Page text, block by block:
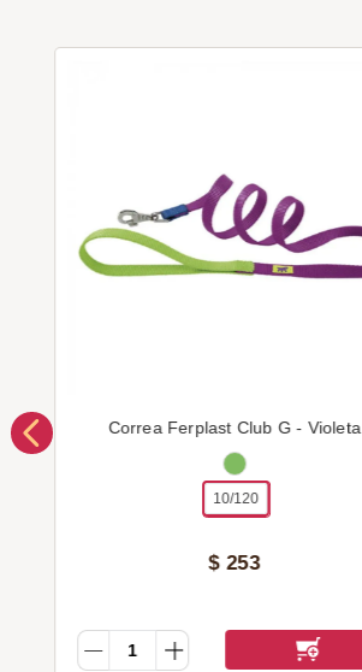
Correa Ferplast Club G - Violeta
10/120
$ 253